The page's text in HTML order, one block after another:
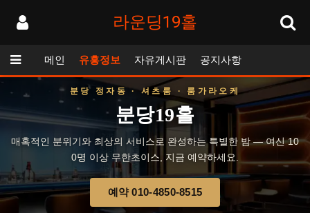
라운딩19홀
메인 유흥정보 자유게시판 공지사항
분당 정자동 · 셔츠룸 · 룸가라오케
분당19홀
매혹적인 분위기와 최상의 서비스로 완성하는 특별한 밤 — 여신 10
0명 이상 무한초이스, 지금 예약하세요.
예약 010-4850-8515